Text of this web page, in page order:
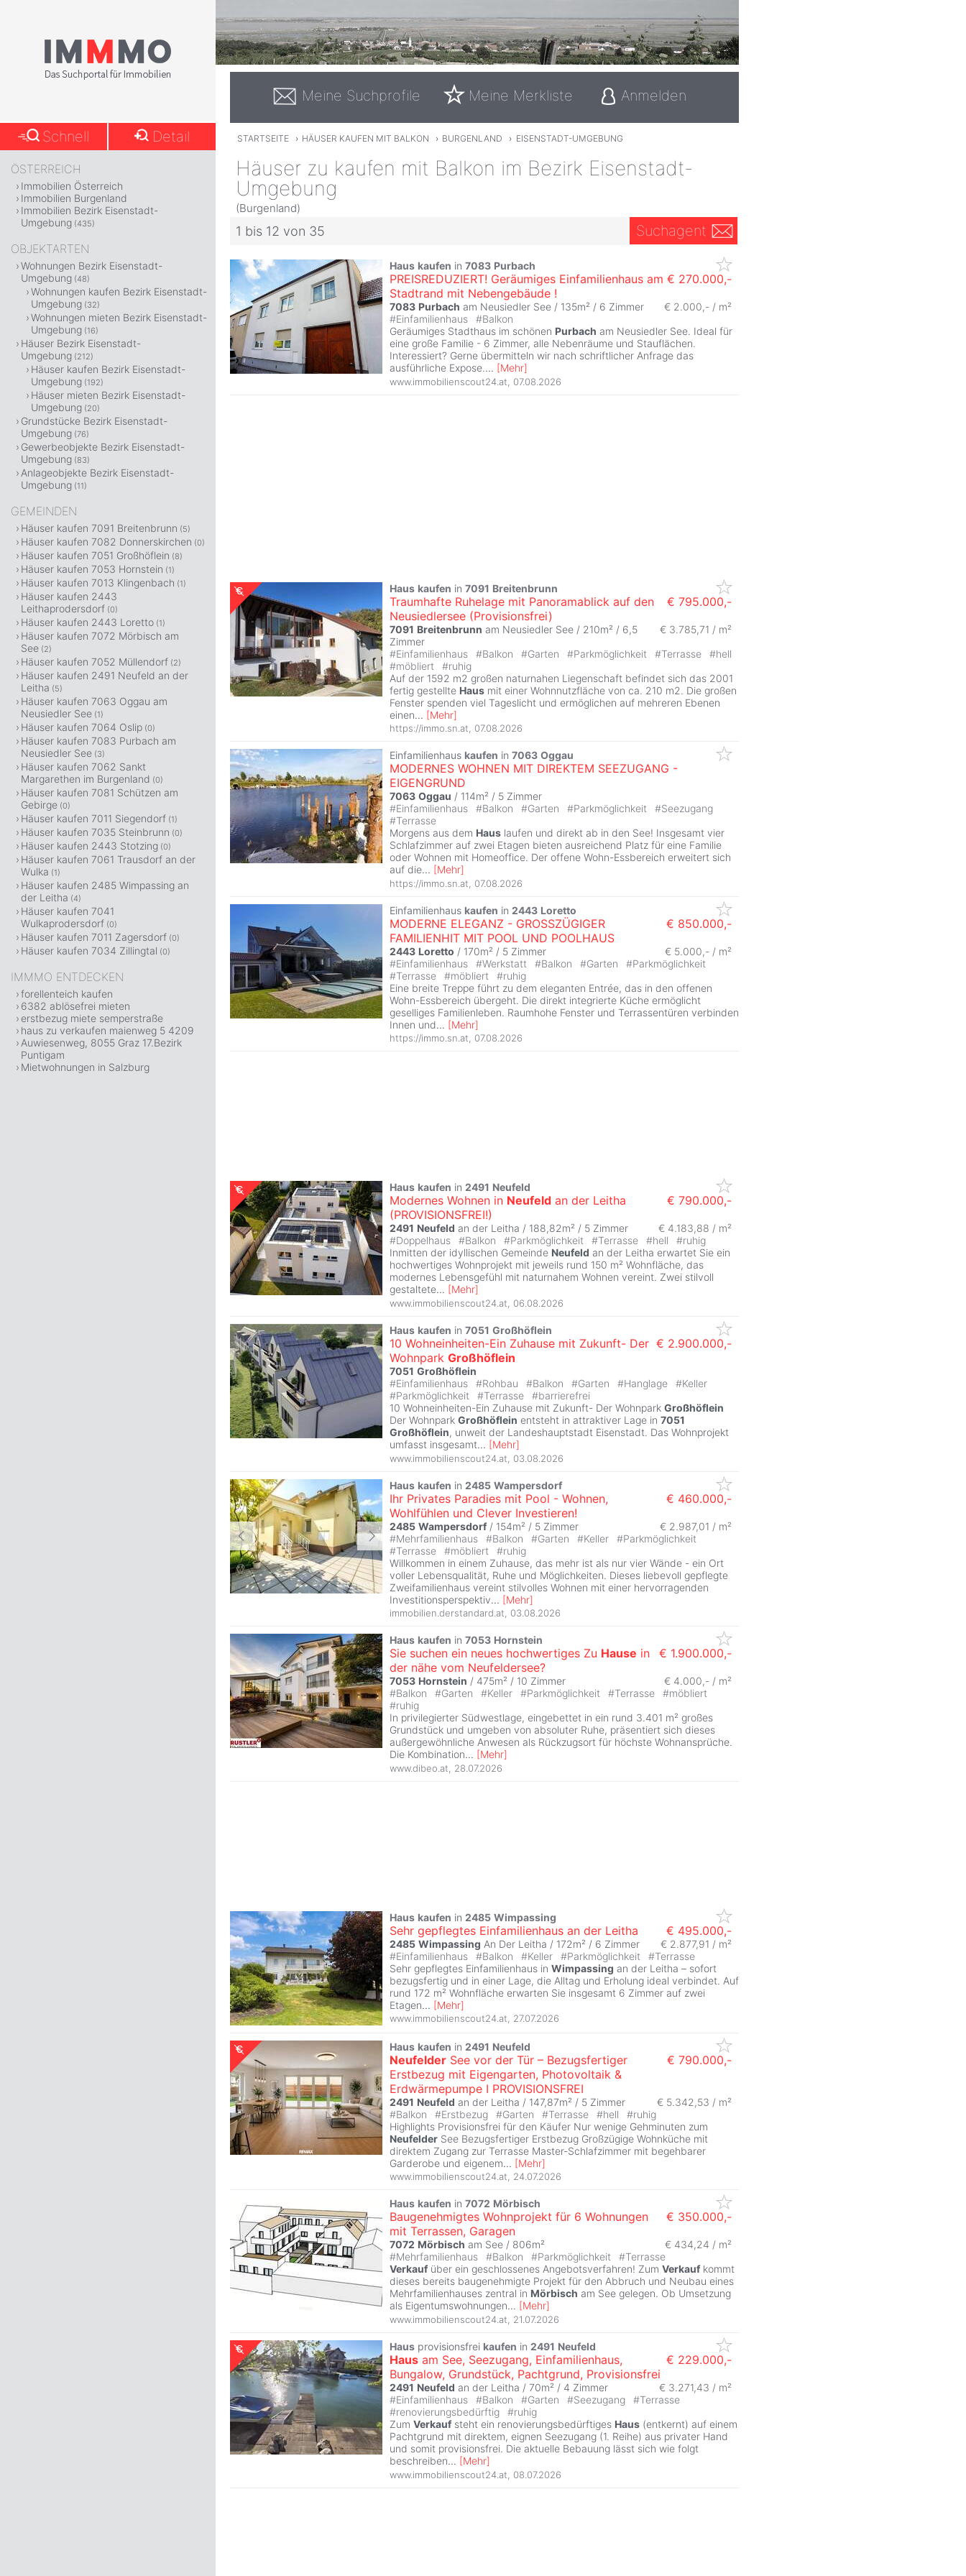
Meine Suchprofile Meine Merkliste Anmelden
STARTSEITE › HÄUSER KAUFEN MIT BALKON › BURGENLAND › EISENSTADT-UMGEBUNG
Häuser zu kaufen mit Balkon im Bezirk Eisenstadt-
Umgebung
(Burgenland)
1 bis 12 von 35 Suchagent
Haus kaufen in 7083 Purbach
PREISREDUZIERT! Geräumiges Einfamilienhaus am
Stadtrand mit Nebengebäude !
€ 270.000,-
7083 Purbach am Neusiedler See / 135m² / 6 Zimmer
€ 2.000,- / m²
#Einfamilienhaus #Balkon
Geräumiges Stadthaus im schönen Purbach am Neusiedler See. Ideal für
eine große Familie - 6 Zimmer, alle Nebenräume und Stauflächen.
Interessiert? Gerne übermitteln wir nach schriftlicher Anfrage das
ausführliche Expose.... [Mehr]
www.immobilienscout24.at 07.08.2026
Haus kaufen in 7091 Breitenbrunn
Traumhafte Ruhelage mit Panoramablick auf den
Neusiedlersee (Provisionsfrei)
€ 795.000,-
7091 Breitenbrunn am Neusiedler See / 210m² / 6,5
Zimmer
€ 3.785,71 / m²
#Einfamilienhaus #Balkon #Garten #Parkmöglichkeit #Terrasse #hell
#möbliert #ruhig
Auf der 1592 m2 großen naturnahen Liegenschaft befindet sich das 2001
fertig gestellte Haus mit einer Wohnnutzfläche von ca. 210 m2. Die großen
Fenster spenden viel Tageslicht und ermöglichen auf mehreren Ebenen
einen... [Mehr]
https://immo.sn.at, 07.08.2026
Einfamilienhaus kaufen in 7063 Oggau
MODERNES WOHNEN MIT DIREKTEM SEEZUGANG -
EIGENGRUND
7063 Oggau / 114m² / 5 Zimmer
#Einfamilienhaus #Balkon #Garten #Parkmöglichkeit #Seezugang
#Terrasse
Morgens aus dem Haus laufen und direkt ab in den See! Insgesamt vier
Schlafzimmer auf zwei Etagen bieten ausreichend Platz für eine Familie
oder Wohnen mit Homeoffice. Der offene Wohn-Essbereich erweitert sich
auf die... [Mehr]
https://immo.sn.at 07.08.2026
Einfamilienhaus kaufen in 2443 Loretto
MODERNE ELEGANZ - GROSSZÜGIGER
FAMILIENHIT MIT POOL UND POOLHAUS
€ 850.000,-
2443 Loretto / 170m² / 5 Zimmer
€ 5.000,- / m²
#Einfamilienhaus #Werkstatt #Balkon #Garten #Parkmöglichkeit
#Terrasse #möbliert #ruhig
Eine breite Treppe führt zu dem eleganten Entrée, das in den offenen
Wohn-Essbereich übergeht. Die direkt integrierte Küche ermöglicht
geselliges Familienleben. Raumhohe Fenster und Terrassentüren verbinden
Innen und... [Mehr]
https://immo.sn.at, 07.08.2026
Haus kaufen in 2491 Neufeld
Modernes Wohnen in Neufeld an der Leitha
(PROVISIONSFREI!)
€ 790.000,-
2491 Neufeld an der Leitha / 188,82m² / 5 Zimmer
€ 4.183,88 / m²
#Doppelhaus #Balkon #Parkmöglichkeit #Terrasse #hell #ruhig
Inmitten der idyllischen Gemeinde Neufeld an der Leitha erwartet Sie ein
hochwertiges Wohnprojekt mit jeweils rund 150 m² Wohnfläche, das
modernes Lebensgefühl mit naturnahem Wohnen vereint. Zwei stilvoll
gestaltete... [Mehr]
www.immobilienscout24.at 06.08.2026
Haus kaufen in 7051 Großhöflein
10 Wohneinheiten-Ein Zuhause mit Zukunft- Der
Wohnpark Großhöflein
€ 2.900.000,-
7051 Großhöflein
#Einfamilienhaus #Rohbau #Balkon #Garten #Hanglage #Keller
#Parkmöglichkeit #Terrasse #barrierefrei
10 Wohneinheiten-Ein Zuhause mit Zukunft- Der Wohnpark Großhöflein
Der Wohnpark Großhöflein entsteht in attraktiver Lage in 7051
Großhöflein, unweit der Landeshauptstadt Eisenstadt. Das Wohnprojekt
umfasst insgesamt... [Mehr]
www.immobilienscout24.at 03.08.2026
Haus kaufen in 2485 Wampersdorf
Ihr Privates Paradies mit Pool - Wohnen,
Wohlfühlen und Clever Investieren!
€ 460.000,-
2485 Wampersdorf / 154m² / 5 Zimmer € 2.987,01 / m²
#Mehrfamilienhaus #Balkon #Garten #Keller #Parkmöglichkeit
#Terrasse #möbliert #ruhig
Willkommen in einem Zuhause, das mehr ist als nur vier Wände - ein Ort
voller Lebensqualität, Ruhe und Möglichkeiten. Dieses liebevoll gepflegte
Zweifamilienhaus vereint stilvolles Wohnen mit einer hervorragenden
Investitionsperspektiv... [Mehr]
immobilien.derstandard.at, 03.08.2026
Haus kaufen in 7053 Hornstein
Sie suchen ein neues hochwertiges Zu Hause in
der nähe vom Neufeldersee?
€ 1.900.000,-
7053 Hornstein / 475m² / 10 Zimmer
€ 4.000,- / m²
#Balkon #Garten #Keller #Parkmöglichkeit #Terrasse #möbliert
#ruhig
In privilegierter Südwestlage, eingebettet in ein rund 3.401 m² großes
Grundstück und umgeben von absoluter Ruhe, präsentiert sich dieses
außergewöhnliche Anwesen als Rückzugsort für höchste Wohnansprüche.
Die Kombination... [Mehr]
www.dibeo.at 28.07.2026
Haus kaufen in 2485 Wimpassing
Sehr gepflegtes Einfamilienhaus an der Leitha € 495.000,-
2485 Wimpassing An Der Leitha / 172m² / 6 Zimmer
€ 2.877,91 / m²
#Einfamilienhaus #Balkon #Keller #Parkmöglichkeit #Terrasse
Sehr gepflegtes Einfamilienhaus in Wimpassing an der Leitha – sofort
bezugsfertig und in einer Lage, die Alltag und Erholung ideal verbindet. Auf
rund 172 m² Wohnfläche erwarten Sie insgesamt 6 Zimmer auf zwei
Etagen... [Mehr]
www.immobilienscout24.at, 27.07.2026
Haus kaufen in 2491 Neufeld
Neufelder See vor der Tür – Bezugsfertiger
Erstbezug mit Eigengarten, Photovoltaik &
Erdwärmepumpe I PROVISIONSFREI
€ 790.000,-
2491 Neufeld an der Leitha / 147,87m² / 5 Zimmer
€ 5.342,53 / m²
#Balkon #Erstbezug #Garten #Terrasse #hell #ruhig
Highlights Provisionsfrei für den Käufer Nur wenige Gehminuten zum
Neufelder See Bezugsfertiger Erstbezug Großzügige Wohnküche mit
direktem Zugang zur Terrasse Master-Schlafzimmer mit begehbarer
Garderobe und eigenem... [Mehr]
www.immobilienscout24.at, 24.07.2026
Haus kaufen in 7072 Mörbisch
Baugenehmigtes Wohnprojekt für 6 Wohnungen
mit Terrassen, Garagen
€ 350.000,-
7072 Mörbisch am See / 806m²
€ 434,24 / m²
#Mehrfamilienhaus #Balkon #Parkmöglichkeit #Terrasse
Verkauf über ein geschlossenes Angebotsverfahren! Zum Verkauf kommt
dieses bereits baugenehmigte Projekt für den Abbruch und Neubau eines
Mehrfamilienhauses zentral in Mörbisch am See gelegen. Ob Umsetzung
als Eigentumswohnungen... [Mehr]
www.immobilienscout24.at 21.07.2026
Haus provisionsfrei kaufen in 2491 Neufeld
Haus am See, Seezugang, Einfamilienhaus,
Bungalow, Grundstück, Pachtgrund, Provisionsfrei
€ 229.000,-
2491 Neufeld an der Leitha / 70m² / 4 Zimmer
€ 3.271,43 / m²
#Einfamilienhaus #Balkon #Garten #Seezugang #Terrasse
#renovierungsbedürftig #ruhig
Zum Verkauf steht ein renovierungsbedürftiges Haus (entkernt) auf einem
Pachtgrund mit direktem, eignen Seezugang (1. Reihe) aus privater Hand
und somit provisionsfrei. Die aktuelle Bebauung lässt sich wie folgt
beschreiben... [Mehr]
www.immobilienscout24.at 08.07.2026
Schnell Detail
ÖSTERREICH
Immobilien Österreich
Immobilien Burgenland
Immobilien Bezirk Eisenstadt-
Umgebung (435)
OBJEKTARTEN
Wohnungen Bezirk Eisenstadt-
Umgebung (48)
Wohnungen kaufen Bezirk Eisenstadt-
Umgebung (32)
Wohnungen mieten Bezirk Eisenstadt-
Umgebung (16)
Häuser Bezirk Eisenstadt-
Umgebung (212)
Häuser kaufen Bezirk Eisenstadt-
Umgebung (192)
Häuser mieten Bezirk Eisenstadt-
Umgebung (20)
Grundstücke Bezirk Eisenstadt-
Umgebung (76)
Gewerbeobjekte Bezirk Eisenstadt-
Umgebung (83)
Anlageobjekte Bezirk Eisenstadt-
Umgebung (11)
GEMEINDEN
Häuser kaufen 7091 Breitenbrunn (5)
Häuser kaufen 7082 Donnerskirchen (0)
Häuser kaufen 7051 Großhöflein (8)
Häuser kaufen 7053 Hornstein (1)
Häuser kaufen 7013 Klingenbach (1)
Häuser kaufen 2443
Leithaprodersdorf (0)
Häuser kaufen 2443 Loretto (1)
Häuser kaufen 7072 Mörbisch am
See (2)
Häuser kaufen 7052 Müllendorf (2)
Häuser kaufen 2491 Neufeld an der
Leitha (5)
Häuser kaufen 7063 Oggau am
Neusiedler See (1)
Häuser kaufen 7064 Oslip (0)
Häuser kaufen 7083 Purbach am
Neusiedler See (3)
Häuser kaufen 7062 Sankt
Margarethen im Burgenland (0)
Häuser kaufen 7081 Schützen am
Gebirge (0)
Häuser kaufen 7011 Siegendorf (1)
Häuser kaufen 7035 Steinbrunn (0)
Häuser kaufen 2443 Stotzing (0)
Häuser kaufen 7061 Trausdorf an der
Wulka (1)
Häuser kaufen 2485 Wimpassing an
der Leitha (4)
Häuser kaufen 7041
Wulkaprodersdorf (0)
Häuser kaufen 7011 Zagersdorf (0)
Häuser kaufen 7034 Zillingtal (0)
IMMMO ENTDECKEN
forellenteich kaufen
6382 ablösefrei mieten
erstbezug miete semperstraße
haus zu verkaufen maienweg 5 4209
Auwiesenweg, 8055 Graz 17.Bezirk
Puntigam
Mietwohnungen in Salzburg